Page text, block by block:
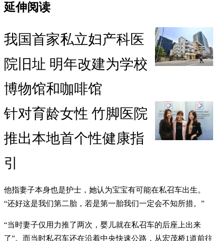
延伸阅读
我国首家私立妇产科医
院旧址 明年改建为学校
博物馆和咖啡馆
针对育龄女性 竹脚医院
推出本地首个性健康指
引
他指妻子本身也是护士，她认为宝宝有可能在私召车出生。
“还好这是我们第二胎，若是第一胎我们一定会不知所措。”
“当时妻子仅用力推了两次，婴儿就在私召车的后座上出来
了”。而当时私召车还在沿着中央快速公路，从宏茂桥1道前往